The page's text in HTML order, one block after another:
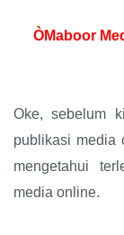
ÒMaboor
Oke, sebelum
publikasi media
mengetahui
media online.